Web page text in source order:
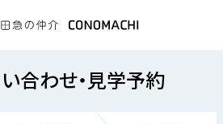
合わせ・見学予約